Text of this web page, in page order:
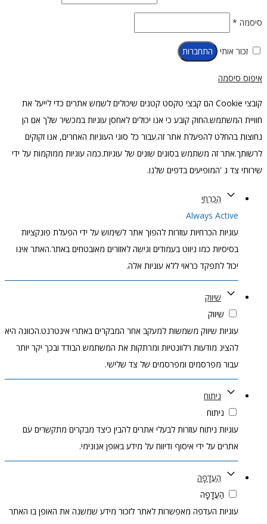
סיסמה *
זכור אותי התחברות
איפוס סיסמה
קובצי Cookie הם קבצי טקסט קטנים שיכולים לשמש אתרים כדי לייעל את
חוויית המשתמש.החוק קובע כי אנו יכולים לאחסן עוגיות במכשיר שלך אם הן
נחוצות בהחלט להפעלת אתר זה.עבור כל סוגי העוגיות האחרים, אנו זקוקים
לרשותך.אתר זה משתמש בסוגים שונים של עוגיות.כמה עוגיות ממוקמות על ידי
שירותי צד ג 'המופיעים בדפים שלנו.
הֶכְרֵחִי
Always Active
עוגיות הכרחיות עוזרות להפוך אתר לשימוש על ידי הפעלת פונקציות
בסיסיות כמו ניווט בעמודים וגישה לאזורים מאובטחים באתר.האתר אינו
יכול לתפקד כראוי ללא עוגיות אלה.
שיווק
שיווק
עוגיות שיווק משמשות למעקב אחר המבקרים באתרי אינטרנט.הכוונה היא
להציג מודעות רלוונטיות ומרתקות את המשתמש הבודד ובכך יקר יותר
עבור מפרסמים ומפרסמים של צד שלישי.
ניתוח
ניתוח
עוגיות ניתוח עוזרות לבעלי אתרים להבין כיצד מבקרים מתקשרים עם
אתרים על ידי איסוף ודיווח על מידע באופן אנונימי.
הַעֲדָפָה
הַעֲדָפָה
עוגיות העדפה מאפשרות לאתר לזכור מידע שמשנה את האופן בו האתר